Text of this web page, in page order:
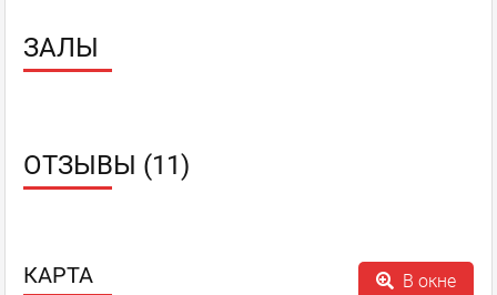
ЗАЛЫ
ОТЗЫВЫ (11)
КАРТА В окне